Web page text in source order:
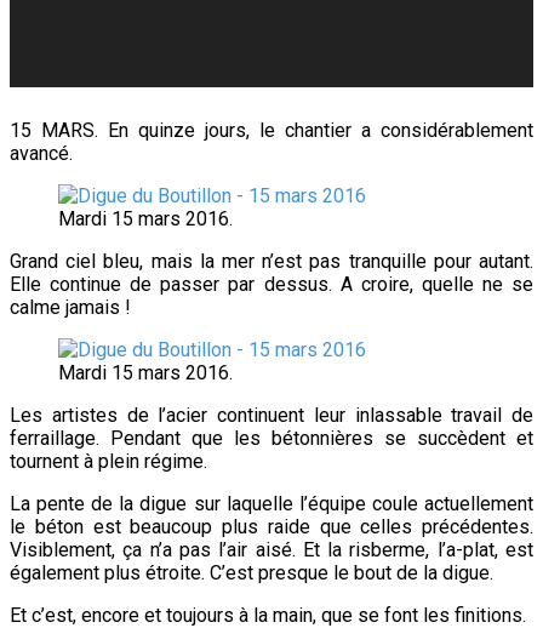
15 MARS. En quinze jours, le chantier a considérablement
avancé.
Mardi 15 mars 2016.
Grand ciel bleu, mais la mer n’est pas tranquille pour autant.
Elle continue de passer par dessus. A croire, quelle ne se
calme jamais !
Mardi 15 mars 2016.
Les artistes de l’acier continuent leur inlassable travail de
ferraillage. Pendant que les bétonnières se succèdent et
tournent à plein régime.
La pente de la digue sur laquelle l’équipe coule actuellement
le béton est beaucoup plus raide que celles précédentes.
Visiblement, ça n’a pas l’air aisé. Et la risberme, l’a-plat, est
également plus étroite. C’est presque le bout de la digue.
Et c’est, encore et toujours à la main, que se font les finitions.